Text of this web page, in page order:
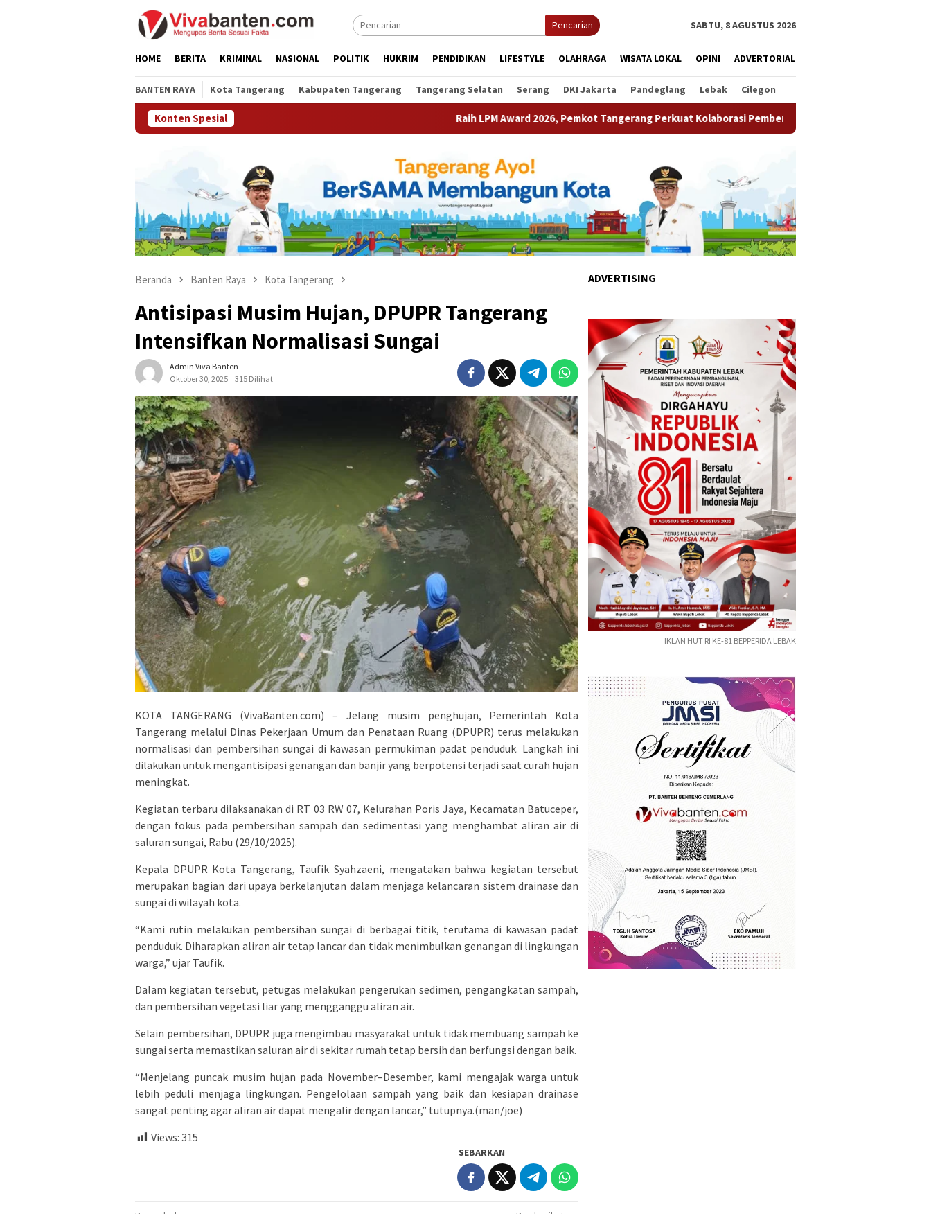
Pencarian SABTU, 8 AGUSTUS 2026
HOME BERITA KRIMINAL NASIONAL POLITIK HUKRIM PENDIDIKAN LIFESTYLE OLAHRAGA WISATA LOKAL OPINI ADVERTORIAL
BANTEN RAYA Kota Tangerang Kabupaten Tangerang Tangerang Selatan Serang DKI Jakarta Pandeglang Lebak Cilegon
Konten Spesial Raih LPM Award 2026, Pemkot Tangerang Perkuat Kolaborasi Pemberdayaan Masyarakat
Beranda Banten Raya Kota Tangerang
Antisipasi Musim Hujan, DPUPR Tangerang
Intensifkan Normalisasi Sungai
Admin Viva Banten
Oktober 30, 2025
315 Dilihat
KOTA TANGERANG (VivaBanten.com) – Jelang musim penghujan, Pemerintah Kota
Tangerang melalui Dinas Pekerjaan Umum dan Penataan Ruang (DPUPR) terus melakukan
normalisasi dan pembersihan sungai di kawasan permukiman padat penduduk. Langkah ini
dilakukan untuk mengantisipasi genangan dan banjir yang berpotensi terjadi saat curah hujan
meningkat.
Kegiatan terbaru dilaksanakan di RT 03 RW 07, Kelurahan Poris Jaya, Kecamatan Batuceper,
dengan fokus pada pembersihan sampah dan sedimentasi yang menghambat aliran air di
saluran sungai, Rabu (29/10/2025).
Kepala DPUPR Kota Tangerang, Taufik Syahzaeni, mengatakan bahwa kegiatan tersebut
merupakan bagian dari upaya berkelanjutan dalam menjaga kelancaran sistem drainase dan
sungai di wilayah kota.
“Kami rutin melakukan pembersihan sungai di berbagai titik, terutama di kawasan padat
penduduk. Diharapkan aliran air tetap lancar dan tidak menimbulkan genangan di lingkungan
warga,” ujar Taufik.
Dalam kegiatan tersebut, petugas melakukan pengerukan sedimen, pengangkatan sampah,
dan pembersihan vegetasi liar yang mengganggu aliran air.
Selain pembersihan, DPUPR juga mengimbau masyarakat untuk tidak membuang sampah ke
sungai serta memastikan saluran air di sekitar rumah tetap bersih dan berfungsi dengan baik.
“Menjelang puncak musim hujan pada November–Desember, kami mengajak warga untuk
lebih peduli menjaga lingkungan. Pengelolaan sampah yang baik dan kesiapan drainase
sangat penting agar aliran air dapat mengalir dengan lancar,” tutupnya.(man/joe)
Views: 315
SEBARKAN
ADVERTISING
IKLAN HUT RI KE-81 BEPPERIDA LEBAK